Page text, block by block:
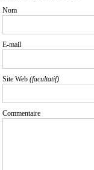
Nom
E-mail
Site Web (facultatif)
Commentaire